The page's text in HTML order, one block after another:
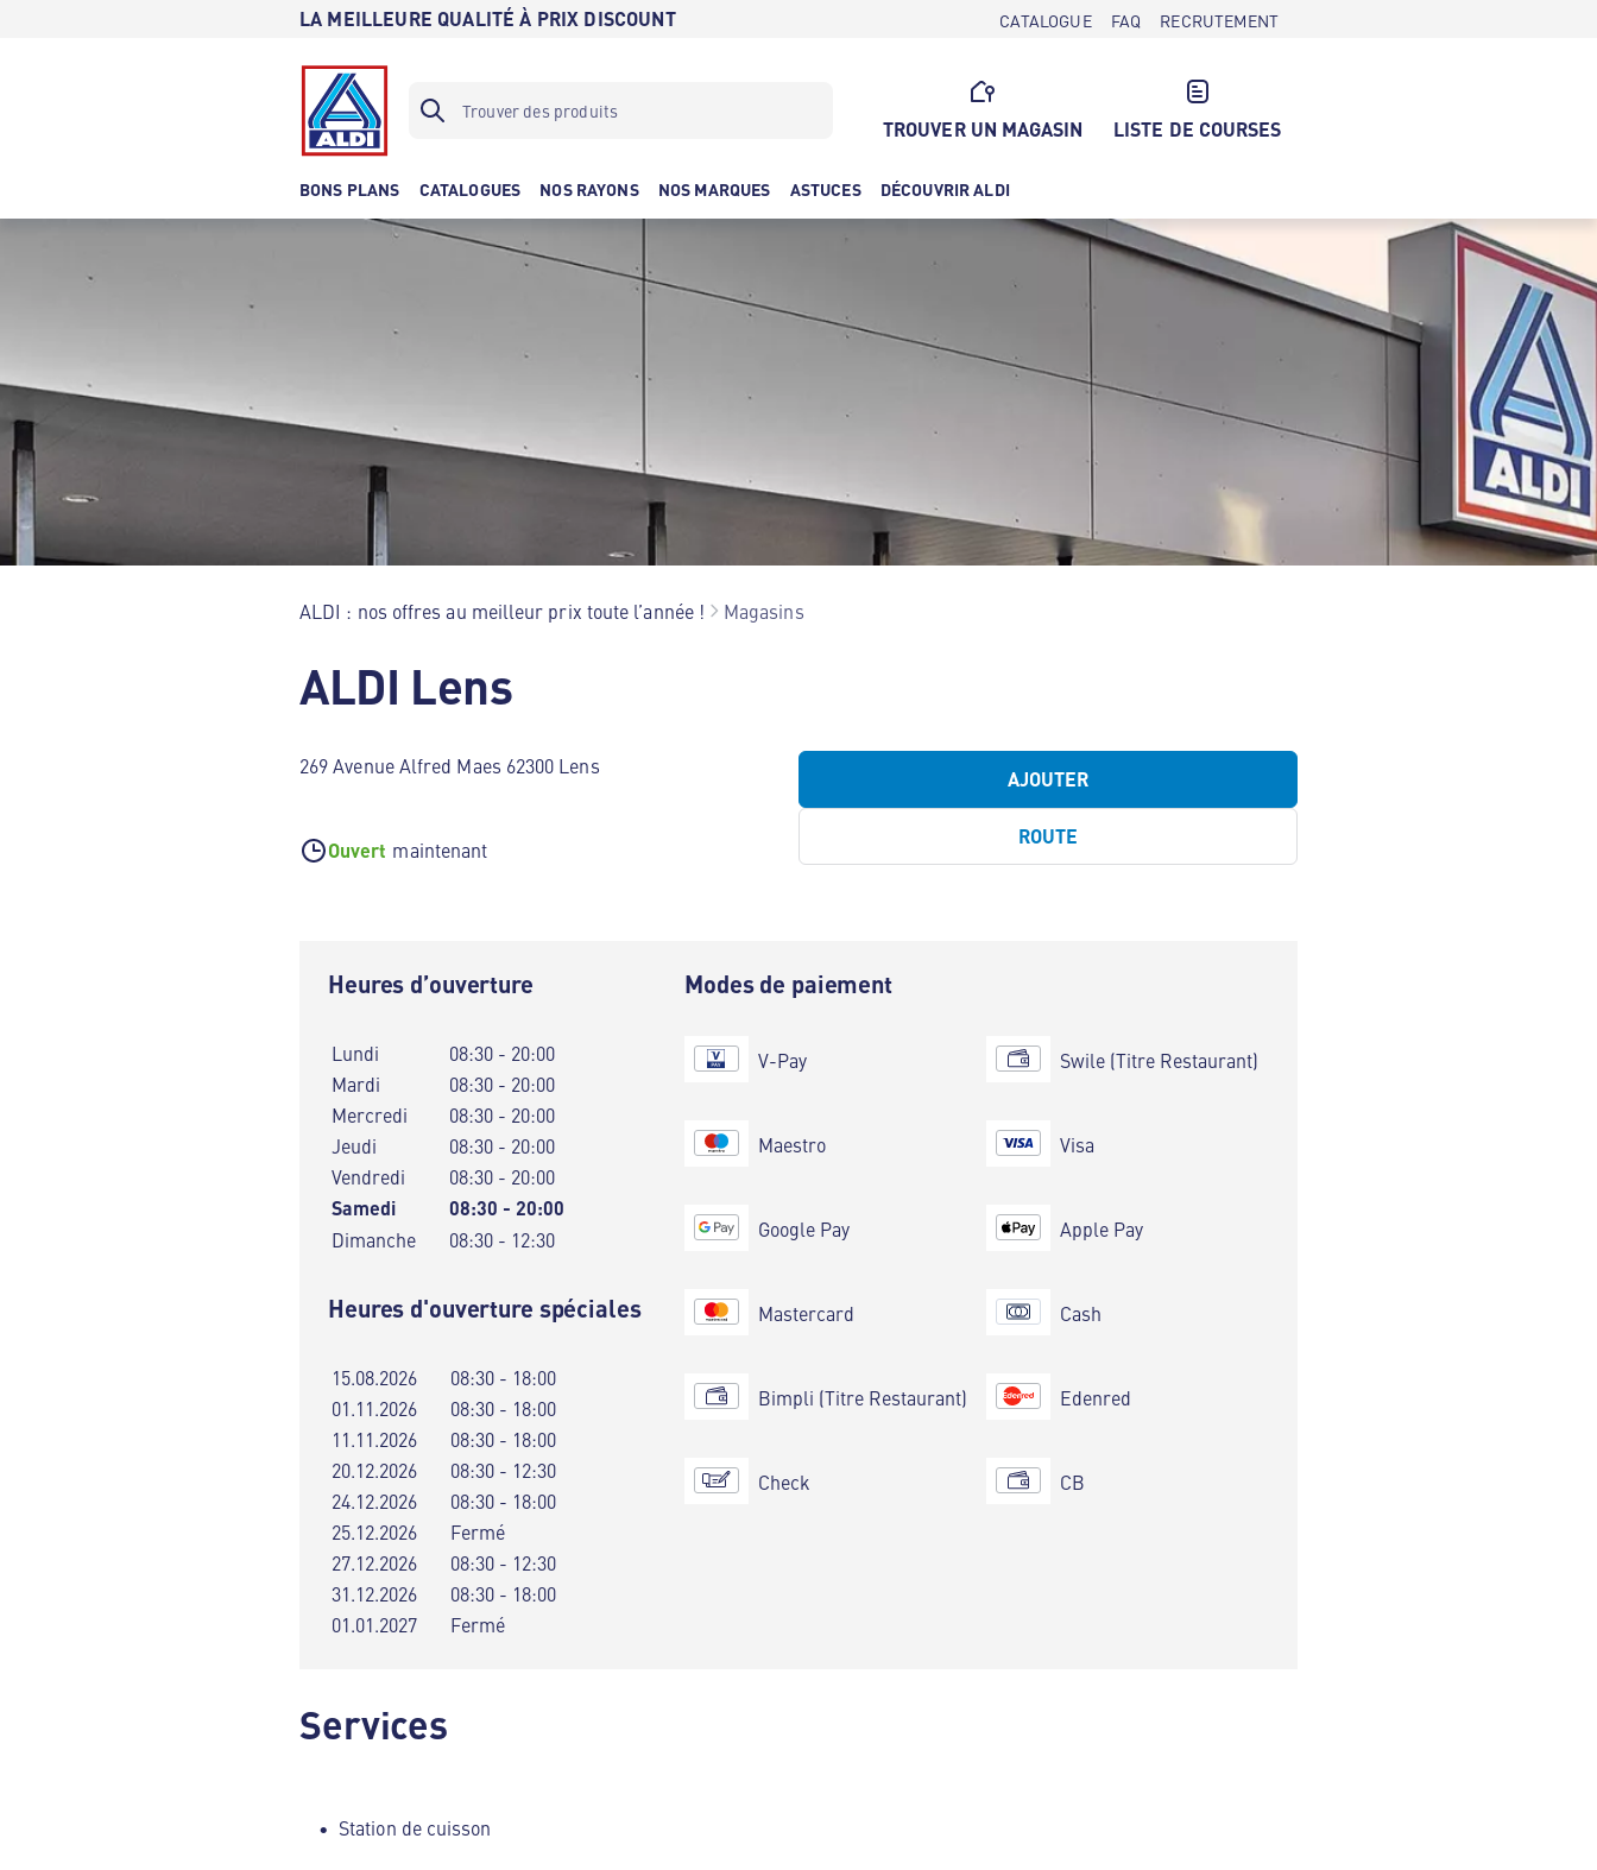
LA MEILLEURE QUALITÉ À PRIX DISCOUNT CATALOGUE FAQ RECRUTEMENT
TROUVER UN MAGASIN LISTE DE COURSES
BONS PLANS CATALOGUES NOS RAYONS NOS MARQUES ASTUCES DÉCOUVRIR ALDI
ALDI : nos offres au meilleur prix toute l’année ! Magasins
ALDI Lens
269 Avenue Alfred Maes 62300 Lens
Ouvert maintenant
AJOUTER
ROUTE
Heures d’ouverture
Lundi
08:30 - 20:00
Mardi
08:30 - 20:00
Mercredi
08:30 - 20:00
Jeudi
08:30 - 20:00
Vendredi
08:30 - 20:00
Samedi 08:30 - 20:00
Dimanche 08:30 - 12:30
Heures d'ouverture spéciales
15.08.2026
08:30 - 18:00
01.11.2026
08:30 - 18:00
11.11.2026
08:30 - 18:00
20.12.2026
08:30 - 12:30
24.12.2026
08:30 - 18:00
25.12.2026
Fermé
27.12.2026
08:30 - 12:30
31.12.2026
08:30 - 18:00
01.01.2027
Fermé
Modes de paiement
V-Pay
Maestro
Google Pay
Mastercard
Bimpli (Titre Restaurant)
Check
Swile (Titre Restaurant)
Visa
Apple Pay
Cash
Edenred
CB
Services
Station de cuisson